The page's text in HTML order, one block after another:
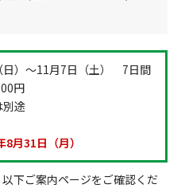
日）～11月7日（土） 7日間
円
途
8月31日（月）
下ご案内ページをご確認くだ